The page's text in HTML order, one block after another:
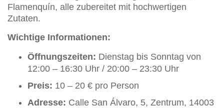
Flamenquín, alle zubereitet mit hochwertigen
Zutaten.
Wichtige Informationen:
Öffnungszeiten: Dienstag bis Sonntag von
12:00 – 16:30 Uhr / 20:00 – 23:30 Uhr
Preis: 10 – 20 € pro Person
Adresse: Calle San Álvaro, 5, Zentrum, 14003